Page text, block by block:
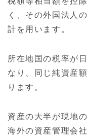
く、その外国法人
計を用います。
所在地国の税率が
なり、同じ純資産
ります。
資産の大半が現地
海外の資産管理会